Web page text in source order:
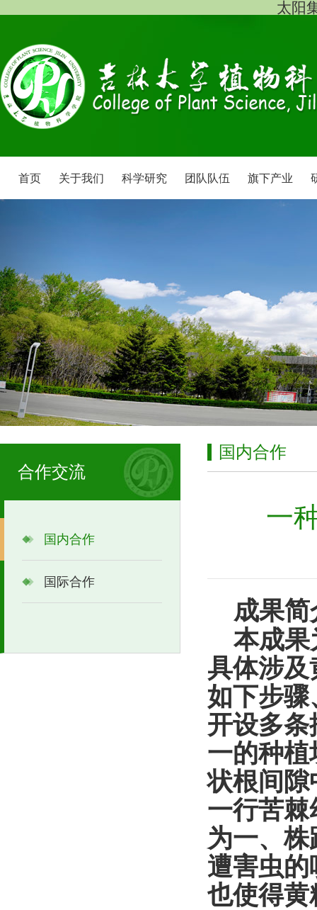
太阳
首页 关于我们 科学研究 团队队伍 旗下产业
合作交流
国内合作
国际合作
国内合作
一
成果简
本成果
具体涉
如下步
开设多
一的种
状根间隙
一行苦
为一、
遭害虫
也使得黄